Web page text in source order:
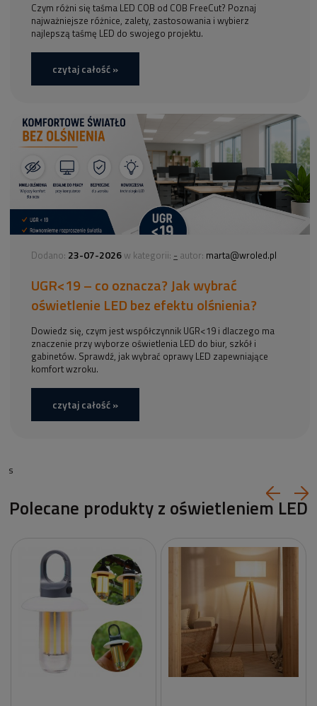
Czym różni się taśma LED COB od COB FreeCut? Poznaj
najważniejsze różnice, zalety, zastosowania i wybierz
najlepszą taśmę LED do swojego projektu.
czytaj całość »
Dodano: 23-07-2026 w kategorii: - autor: marta@wroled.pl
UGR<19 – co oznacza? Jak wybrać
oświetlenie LED bez efektu olśnienia?
Dowiedz się, czym jest współczynnik UGR<19 i dlaczego ma
znaczenie przy wyborze oświetlenia LED do biur, szkół i
gabinetów. Sprawdź, jak wybrać oprawy LED zapewniające
komfort wzroku.
czytaj całość »
s
Polecane produkty z oświetleniem LED